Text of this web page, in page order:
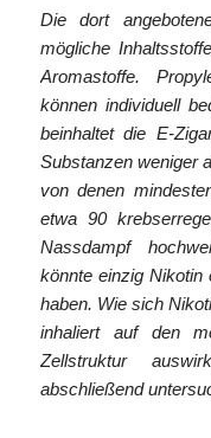
Die dort
mögliche
Aromastoffe.
können individuell
beinhaltet die E-
Substanzen weniger
von denen
etwa 90
Nassdampf
könnte einzig Nikotin
haben. Wie sich
inhaliert auf den
Zellstruktur
abschließend